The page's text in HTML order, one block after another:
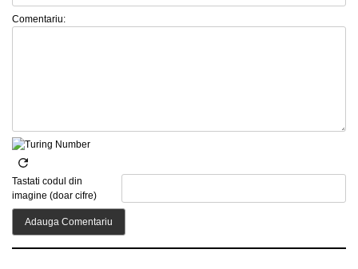
Comentariu:
Tastati codul din
imagine (doar cifre)